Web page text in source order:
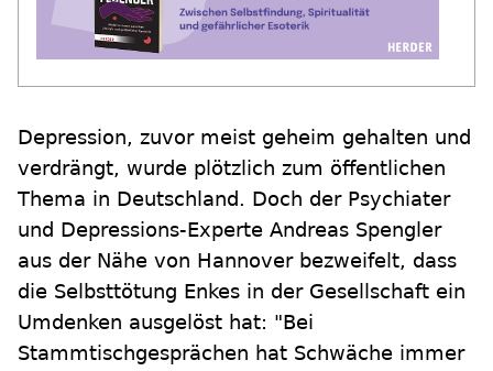
Depression, zuvor meist geheim gehalten und
verdrängt, wurde plötzlich zum öffentlichen
Thema in Deutschland. Doch der Psychiater
und Depressions-Experte Andreas Spengler
aus der Nähe von Hannover bezweifelt, dass
die Selbsttötung Enkes in der Gesellschaft ein
Umdenken ausgelöst hat: "Bei
Stammtischgesprächen hat Schwäche immer